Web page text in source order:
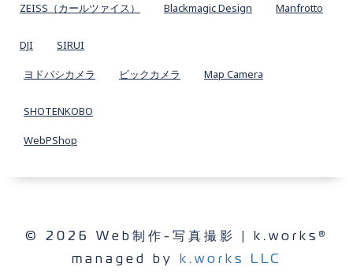
ZEISS（カールツァイス） Blackmagic Design Manfrotto
DJI SIRUI
ヨドバシカメラ ビックカメラ Map Camera
SHOTENKOBO
WebPShop
© 2026 Web制作-写真撮影 | k.works®
managed by
k.works LLC